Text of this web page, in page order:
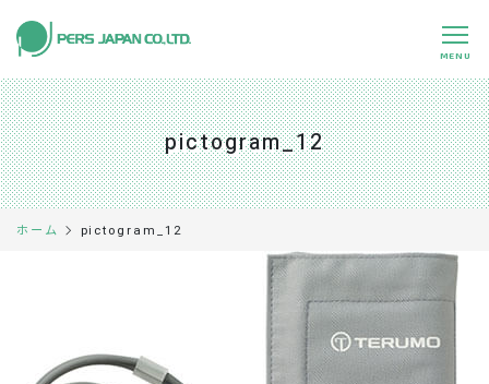
MENU
私たちの特長 About Us
事業内容 Business
パートナー募集 Partners
pictogram_12
ホーム pictogram_12